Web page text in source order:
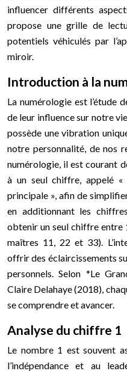
influencer différents
propose une grille de
potentiels véhiculés par
miroir.
Introduction à la
La numérologie est l’étude
de leur influence sur notre
possède une vibration
notre personnalité, de nos
numérologie, il est courant
à un seul chiffre, appelé
principale », afin de
en additionnant les
obtenir un seul chiffre entre
maîtres 11, 22 et 33).
offrir des éclaircissements
personnels. Selon *Le
Claire Delahaye (2018),
se comprendre et avancer.
Analyse du chiffre 1
Le nombre 1 est souvent
l’indépendance et au